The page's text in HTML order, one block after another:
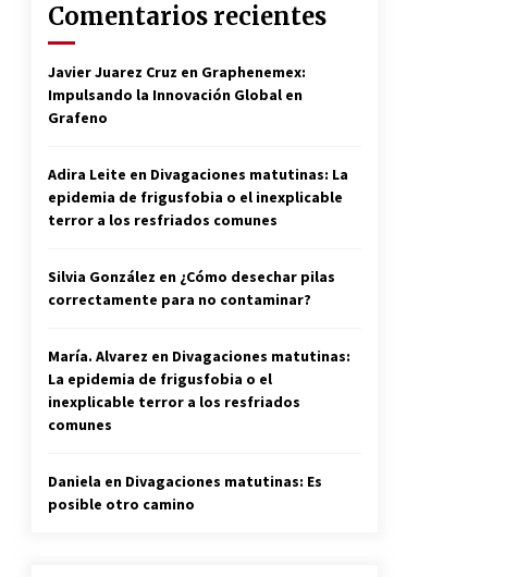
Comentarios recientes
Javier Juarez Cruz en Graphenemex:
Impulsando la Innovación Global en
Grafeno
Adira Leite en Divagaciones matutinas: La
epidemia de frigusfobia o el inexplicable
terror a los resfriados comunes
Silvia González en ¿Cómo desechar pilas
correctamente para no contaminar?
María. Alvarez en Divagaciones matutinas:
La epidemia de frigusfobia o el
inexplicable terror a los resfriados
comunes
Daniela en Divagaciones matutinas: Es
posible otro camino